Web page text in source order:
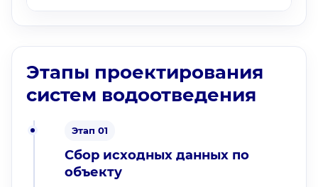
Этапы проектирования
систем водоотведения
Этап 01
Сбор исходных данных по
объекту